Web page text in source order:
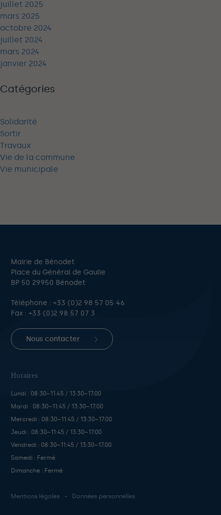
juillet 2025
mars 2025
octobre 2024
juillet 2024
mars 2024
janvier 2024
Catégories
Solidarité
Sortir
Travaux
Vie de la commune
Vie municipale
Mairie de Bénodet
Place du Général de Gaulle
BP 50 29950 Bénodet
Téléphone :+33 (0)2 98 57 05 46
Fax : +33 (0)2 98 57 07 3
Nous contacter
Horaires
Lundi : 08:30–11:45 / 13:30–17:00
Mardi : 08:30–11:45 / 13:30–17:00
Mercredi : 08:30–11:45 / 13:30–17:00
Jeudi : 08:30–11:45 / 13:30–17:00
Vendredi : 08:30–11:45 / 13:30–17:00
Samedi : Fermé
Dimanche : Fermé
Mentions légales Données personnelles